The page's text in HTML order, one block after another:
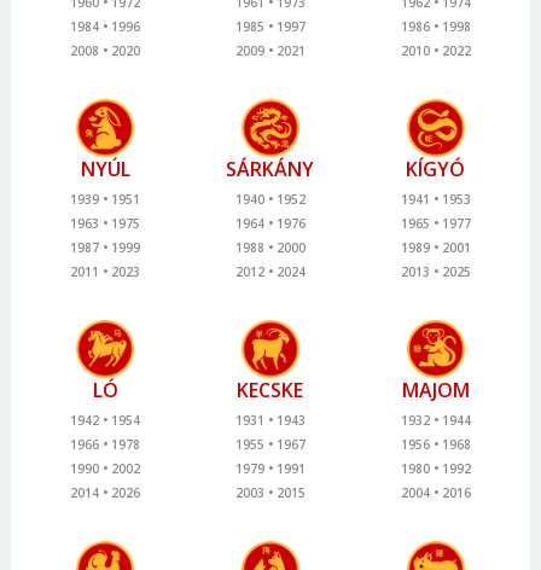
1984
1996
2008
2020
1985
1997
2009
2021
1986
1998
2010
2022
NYÚL
1939
1951
1963
1975
1987
1999
2011
2023
SÁRKÁNY
1940
1952
1964
1976
1988
2000
2012
2024
KÍGYÓ
1941
1953
1965
1977
1989
2001
2013
2025
LÓ
1942
1954
1966
1978
1990
2002
2014
2026
KECSKE
1931
1943
1955
1967
1979
1991
2003
2015
MAJOM
1932
1944
1956
1968
1980
1992
2004
2016